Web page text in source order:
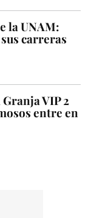
la UNAM:
carreras
VIP 2
entre en